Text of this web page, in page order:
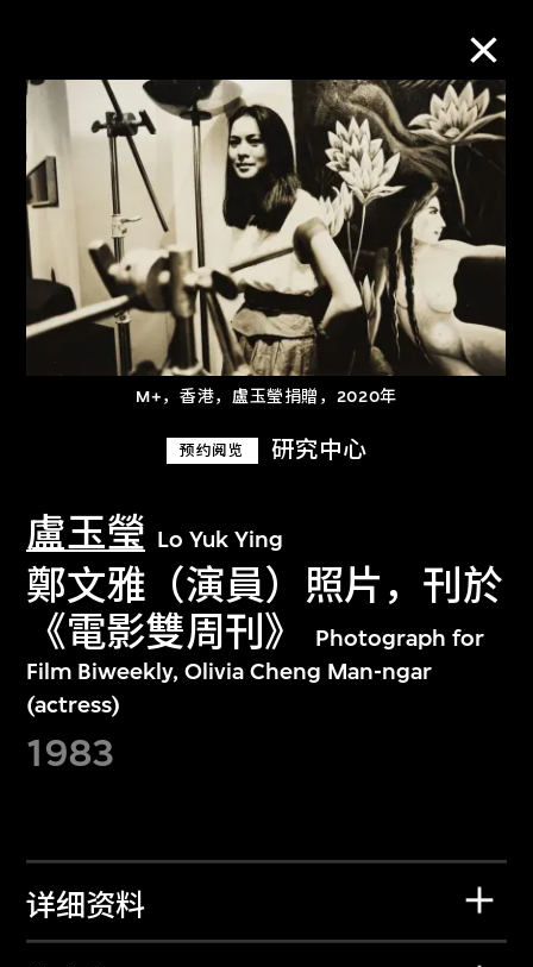
M+，香港，盧玉瑩捐贈，2020年
预约阅览 研究中心
盧玉瑩 Lo Yuk Ying
鄭文雅（演員）照片，刊於
《電影雙周刊》
Photograph for
Film Biweekly, Olivia Cheng Man-ngar
(actress)
1983
详细资料
M+藏品
进一步筛选 搜索
关于M+藏品
探索世界顶级的二十及二十一世纪视觉